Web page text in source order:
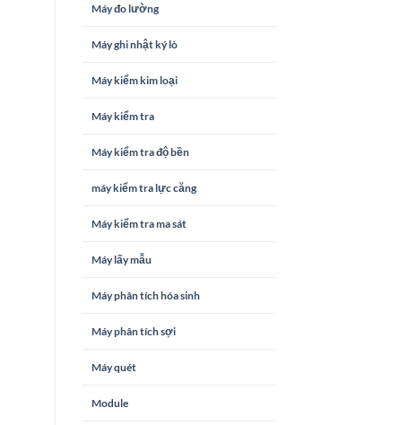
Máy đo lường
Máy ghi nhật ký lò
Máy kiểm kim loại
Máy kiểm tra
Máy kiểm tra độ bền
máy kiểm tra lực căng
Máy kiểm tra ma sát
Máy lấy mẫu
Máy phân tích hóa sinh
Máy phân tích sợi
Máy quét
Module